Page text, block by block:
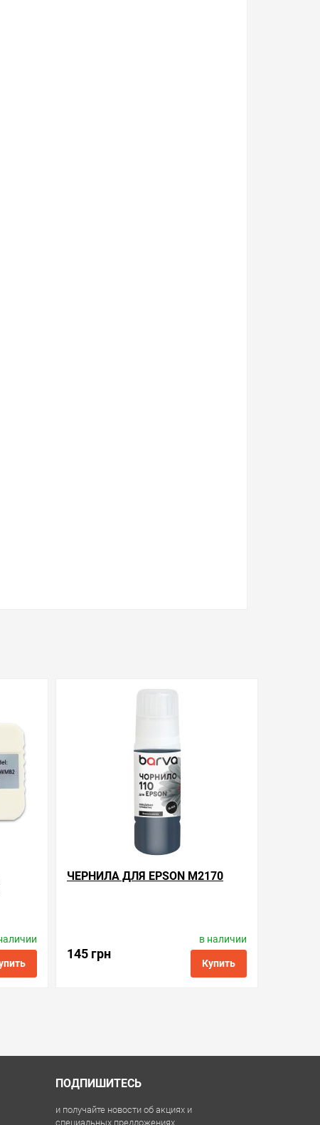
ЧЕРНИЛА ДЛЯ EPSON M2170
145 грн ink.e.110.1
ПОДПИШИТЕСЬ
специальных предложениях